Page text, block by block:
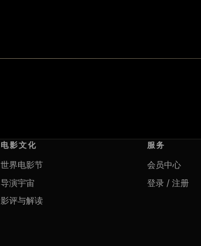
电影文化
世界电影节
导演宇宙
影评与解读
服务
会员中心
登录 / 注册